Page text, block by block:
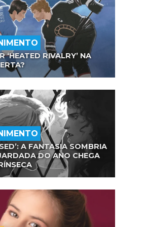
‘HEATED RIVALRY’ NA
A FANTASIA SOMBRIA
DO ANO CHEGA